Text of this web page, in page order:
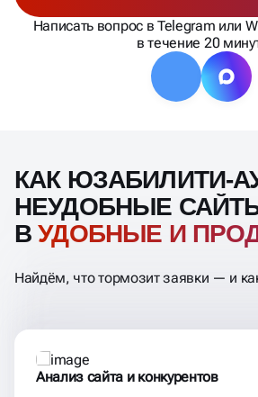
Написать вопрос в Telegram или
в течение 20
КАК ЮЗАБИЛИТИ-
НЕУДОБНЫЕ
ВУДОБНЫЕ И
Найдём, что тормозит заявки — и
Анализ сайта и конкурентов